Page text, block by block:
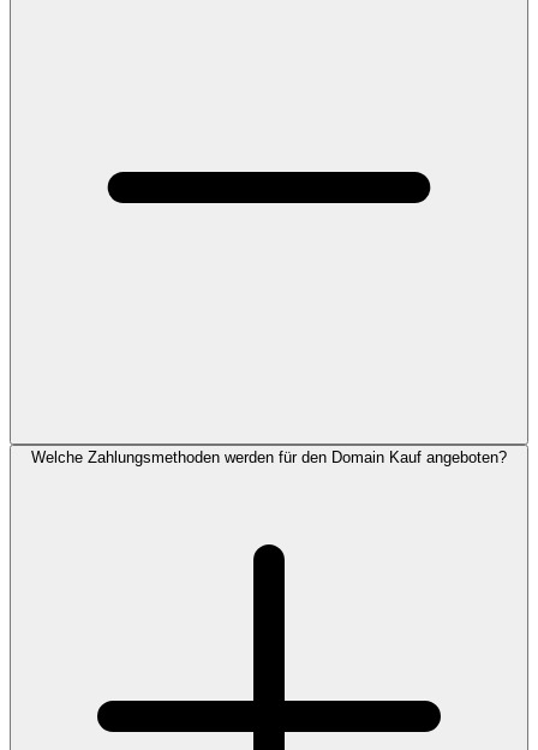
Welche Zahlungsmethoden werden für den Domain Kauf angeboten?